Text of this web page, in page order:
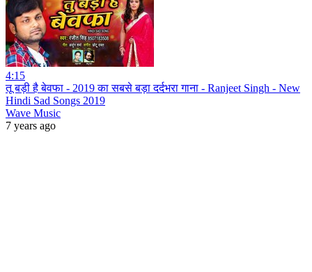
4:15
तू बड़ी है बेवफा - 2019 का सबसे बड़ा दर्दभरा गाना - Ranjeet Singh - New
Hindi Sad Songs 2019
Wave Music
7 years ago